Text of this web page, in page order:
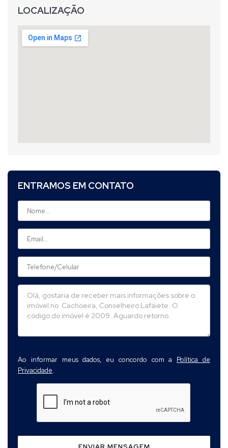
LOCALIZAÇÃO
ENTRAMOS EM CONTATO
Ao informar meus dados, eu concordo com a Política de
Privacidade
ENVIAR MENSAGEM